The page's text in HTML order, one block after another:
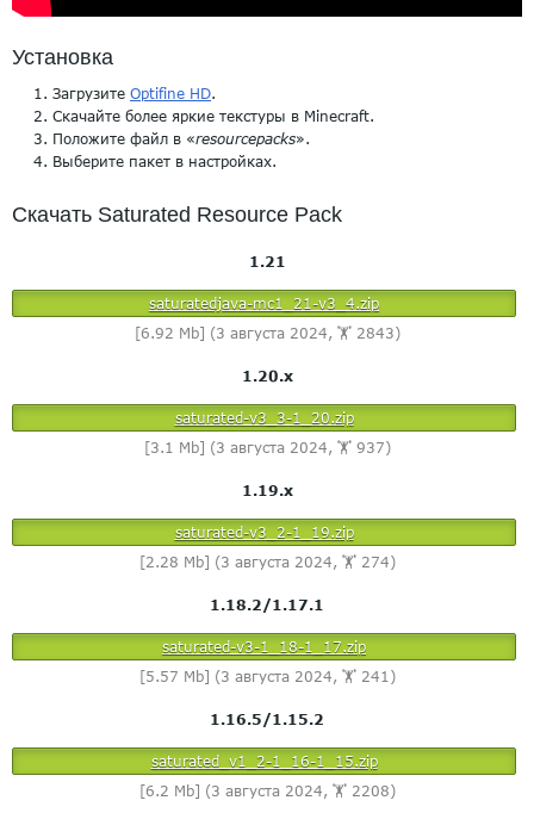
Установка
Загрузите Optifine HD.
Скачайте более яркие текстуры в Minecraft.
Положите файл в «resourcepacks».
Выберите пакет в настройках.
Скачать Saturated Resource Pack
1.21
saturatedjava-mc1_21-v3_4.zip
[6.92 Mb] (3 августа 2024, 🏋️ 2843)
1.20.x
saturated-v3_3-1_20.zip
[3.1 Mb] (3 августа 2024, 🏋️ 937)
1.19.x
saturated-v3_2-1_19.zip
[2.28 Mb] (3 августа 2024, 🏋️ 274)
1.18.2/1.17.1
saturated-v3-1_18-1_17.zip
[5.57 Mb] (3 августа 2024, 🏋️ 241)
1.16.5/1.15.2
saturated_v1_2-1_16-1_15.zip
[6.2 Mb] (3 августа 2024, 🏋️ 2208)